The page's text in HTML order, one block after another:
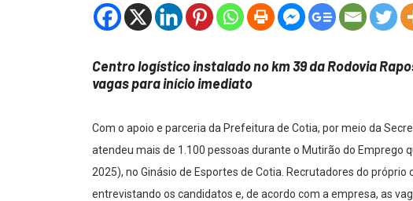
Centro logístico instalado no km 39 da Rodovia
vagas para início imediato
Com o apoio e parceria da Prefeitura de Cotia, por meio da
atendeu mais de 1.100 pessoas durante o Mutirão do Emprego
2025), no Ginásio de Esportes de Cotia. Recrutadores do
entrevistando os candidatos e, de acordo com a empresa, as